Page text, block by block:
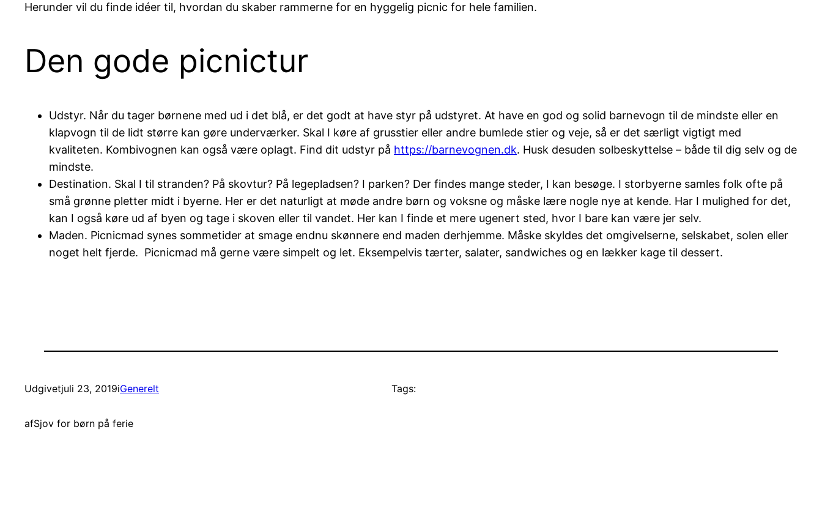
Herunder vil du finde idéer til, hvordan du skaber rammerne for en hyggelig picnic for hele familien.
Den gode picnictur
Udstyr. Når du tager børnene med ud i det blå, er det godt at have styr på udstyret. At have en god og solid barnevogn til de mindste eller en
klapvogn til de lidt større kan gøre underværker. Skal I køre af grusstier eller andre bumlede stier og veje, så er det særligt vigtigt med
kvaliteten. Kombivognen kan også være oplagt. Find dit udstyr på https://barnevognen.dk. Husk desuden solbeskyttelse – både til dig selv og de
mindste.
Destination. Skal I til stranden? På skovtur? På legepladsen? I parken? Der findes mange steder, I kan besøge. I storbyerne samles folk ofte på
små grønne pletter midt i byerne. Her er det naturligt at møde andre børn og voksne og måske lære nogle nye at kende. Har I mulighed for det,
kan I også køre ud af byen og tage i skoven eller til vandet. Her kan I finde et mere ugenert sted, hvor I bare kan være jer selv.
Maden. Picnicmad synes sommetider at smage endnu skønnere end maden derhjemme. Måske skyldes det omgivelserne, selskabet, solen eller
noget helt fjerde. Picnicmad må gerne være simpelt og let. Eksempelvis tærter, salater, sandwiches og en lækker kage til dessert.
Udgivetjuli 23, 2019iGenerelt
afSjov for børn på ferie
Tags: